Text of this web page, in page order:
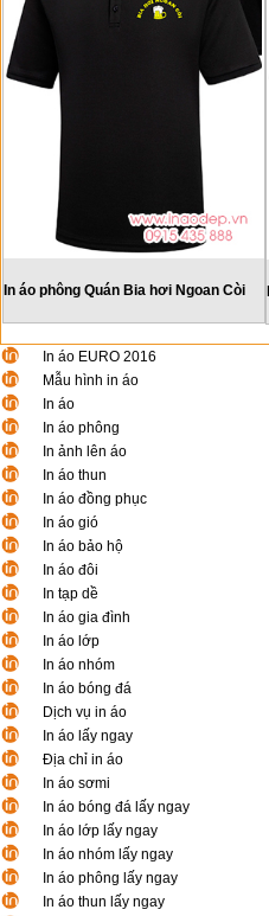
In áo phông Quán Bia hơi Ngoan Còi
In áo EURO 2016
Mẫu hình in áo
In áo
In áo phông
In ảnh lên áo
In áo thun
In áo đồng phục
In áo gió
In áo bảo hộ
In áo đôi
In tạp dề
In áo gia đình
In áo lớp
In áo nhóm
In áo bóng đá
Dịch vụ in áo
In áo lấy ngay
Địa chỉ in áo
In áo sơmi
In áo bóng đá lấy ngay
In áo lớp lấy ngay
In áo nhóm lấy ngay
In áo phông lấy ngay
In áo thun lấy ngay